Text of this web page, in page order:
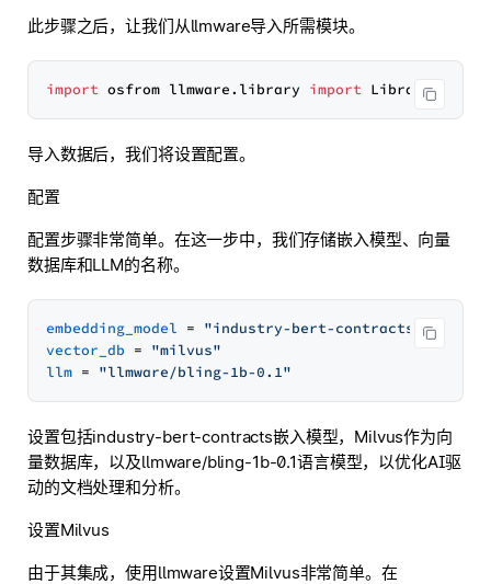
此步骤之后，让我们从llmware导入所需模块。
import osfrom llmware.library import Libraryfrom
导入数据后，我们将设置配置。
配置
配置步骤非常简单。在这一步中，我们存储嵌入模型、向量
数据库和LLM的名称。
embedding_model = "industry-bert-contracts"
vector_db = "milvus"
llm = "llmware/bling-1b-0.1"
设置包括industry-bert-contracts嵌入模型，Milvus作为向
量数据库，以及llmware/bling-1b-0.1语言模型，以优化AI驱
动的文档处理和分析。
设置Milvus
由于其集成，使用llmware设置Milvus非常简单。在